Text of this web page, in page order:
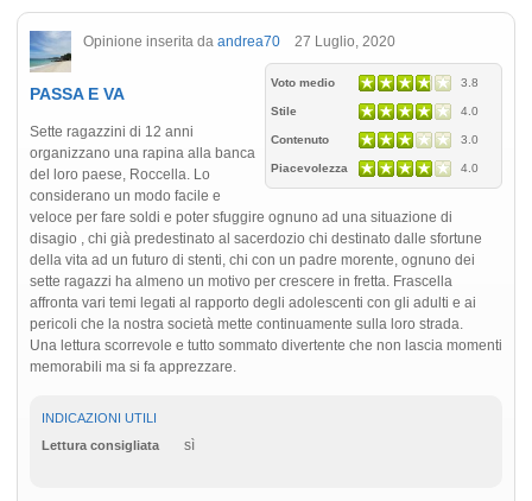
Opinione inserita da andrea70 27 Luglio, 2020
Voto medio 3.8
Stile 4.0
Contenuto 3.0
Piacevolezza 4.0
PASSA E VA
Sette ragazzini di 12 anni
organizzano una rapina alla banca
del loro paese, Roccella. Lo
considerano un modo facile e
veloce per fare soldi e poter sfuggire ognuno ad una situazione di
disagio , chi già predestinato al sacerdozio chi destinato dalle sfortune
della vita ad un futuro di stenti, chi con un padre morente, ognuno dei
sette ragazzi ha almeno un motivo per crescere in fretta. Frascella
affronta vari temi legati al rapporto degli adolescenti con gli adulti e ai
pericoli che la nostra società mette continuamente sulla loro strada.
Una lettura scorrevole e tutto sommato divertente che non lascia momenti
memorabili ma si fa apprezzare.
INDICAZIONI UTILI
Lettura consigliata
sì